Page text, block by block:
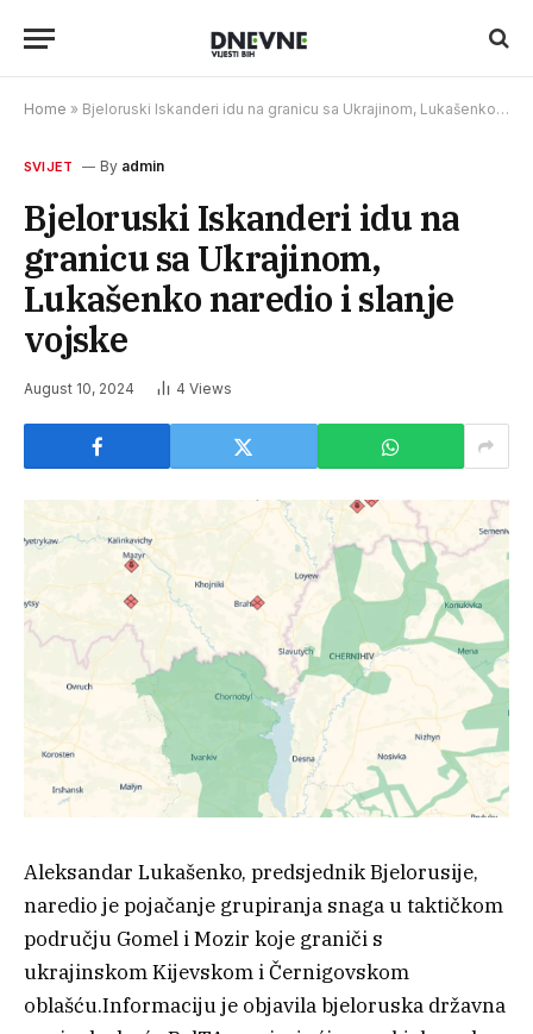
Home » Bjeloruski Iskanderi idu na granicu sa Ukrajinom, Lukašenko naredio i slanje vojske
SVIJET By admin
Bjeloruski Iskanderi idu na
granicu sa Ukrajinom,
Lukašenko naredio i slanje
vojske
August 10, 2024 4 Views
Aleksandar Lukašenko, predsjednik Bjelorusije,
naredio je pojačanje grupiranja snaga u taktičkom
području Gomel i Mozir koje graniči s
ukrajinskom Kijevskom i Černigovskom
oblašću.Informaciju je objavila bjeloruska državna